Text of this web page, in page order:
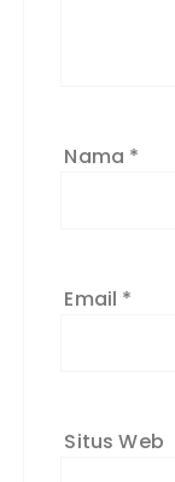
Nama *
Email *
Situs Web